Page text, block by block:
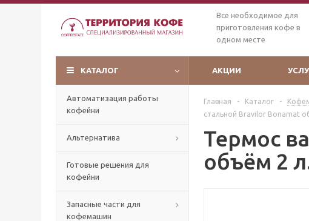
Все необходимое для
приготовления кофе в
одном месте
КАТАЛОГ АКЦИИ
Автоматизация работы
кофейни
Альтернатива
Готовые решения для
кофейни
Запасные части для
кофемашин
Главная - Каталог -
стальной Bravilor Bonamat
Термос
объём 2